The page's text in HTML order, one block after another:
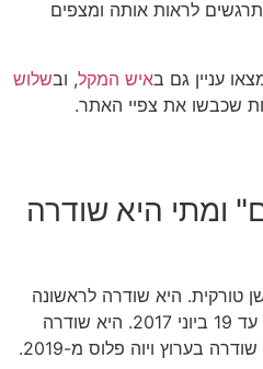
לראות אותה ומצפים
עניין גם באיש המקל, ובשלוש
שכבשו את צפיי האתר.
ומתי היא שודרה
טורקית. היא שודרה לראשונה
ב-19 בספטמבר 2016 ונמשכה עד 19 ביוני 2017. היא שודרה